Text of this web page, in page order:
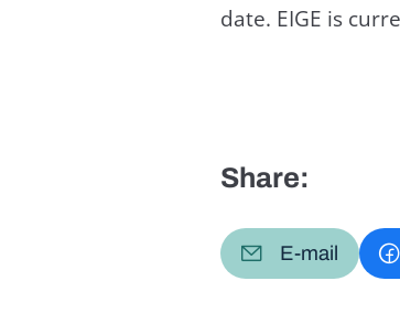
date. EIGE is
Share:
E-mail